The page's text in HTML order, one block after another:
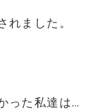
れました。
った私達は…